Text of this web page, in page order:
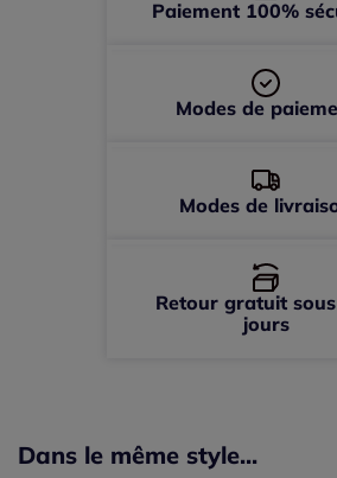
Paiement 100%
Modes de
Modes de
Retour gratuit
jours
Dans le même style...